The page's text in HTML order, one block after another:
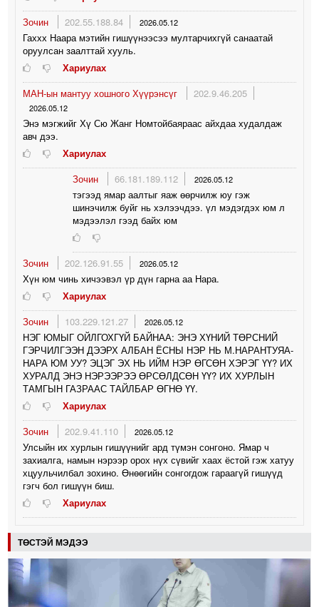
Зочин
202.55.188.84 2026.05.12
Гаххх Наара мэтийн гишүүнээсээ мултарчихгүй санаатай
оруулсан заалттай хууль.
Хариулах
МАН-ын мантуу хошного Хүүрэнсүг
202.9.46.205
2026.05.12
Энэ мэгжийг Хү Сю Жанг Номтойбаяраас айхдаа худалдаж
авч дээ.
Хариулах
Зочин
66.181.189.112 2026.05.12
тэгээд ямар аалтыг яаж өөрчилж юу гэж
шинэчилж буйг нь хэлээчдээ. үл мэдэгдэх юм л
мэдээлэл гээд байх юм
Зочин 202.126.91.55 2026.05.12
Хүн юм чинь хичээвэл үр дүн гарна аа Нара.
Хариулах
Зочин
103.229.121.27 2026.05.12
НЭГ ЮМЫГ ОЙЛГОХГҮЙ БАЙНАА: ЭНЭ ХҮНИЙ ТӨРСНИЙ
ГЭРЧИЛГЭЭН ДЭЭРХ АЛБАН ЁСНЫ НЭР НЬ М.НАРАНТУЯА-
НАРА ЮМ УУ? ЭЦЭГ ЭХ НЬ ИЙМ НЭР ӨГСӨН ХЭРЭГ ҮҮ? ИХ
ХУРАЛД ЭНЭ НЭРЭЭРЭЭ ӨРСӨЛДСӨН ҮҮ? ИХ ХУРЛЫН
ТАМГЫН ГАЗРААС ТАЙЛБАР ӨГНӨ ҮҮ.
Хариулах
Зочин
202.9.41.110 2026.05.12
Улсыйн их хурлын гишүүнийг ард түмэн сонгоно. Ямар ч
захиалга, намын нэрээр орох нүх сүвийг хаах ёстой гэж хатуу
хцуульчилбал зохино. Өнөөгийн сонгогдож гараагүй гишүүд
гэгч бол гишүүн биш.
Хариулах
ТӨСТЭЙ МЭДЭЭ